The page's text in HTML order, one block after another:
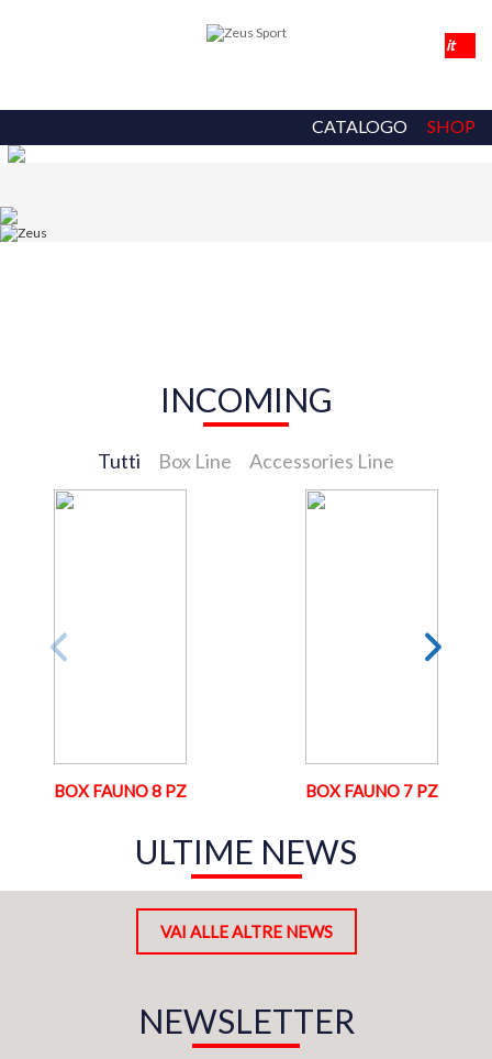
CATALOGO SHOP
INCOMING
Tutti Box Line Accessories Line
BOX FAUNO 8 PZ BOX FAUNO 7 PZ
ULTIME NEWS
VAI ALLE ALTRE NEWS
NEWSLETTER